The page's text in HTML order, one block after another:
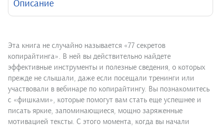
Описание
Эта книга не случайно называется «77 секретов
копирайтинга». В ней вы действительно найдете
эффективные инструменты и полезные сведения, о которых
прежде не слышали, даже если посещали тренинги или
участвовали в вебинаре по копирайтингу. Вы познакомитесь
с «фишками», которые помогут вам стать еще успешнее и
писать яркие, запоминающиеся, мощно заряженные
мотивацией тексты. С этого момента, когда вы начали